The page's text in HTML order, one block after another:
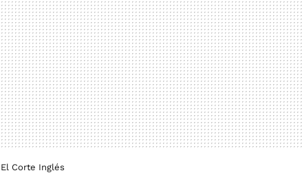
El Corte Inglés